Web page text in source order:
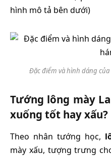
hình mô tả bên dưới)
Đặc điểm và hình dáng
Tướng lông mày
xuống tốt hay xấu?
Theo nhân tướng học,
mày xấu, tượng trưng